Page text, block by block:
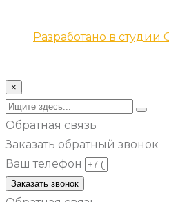
Разработано в
×
Обратная связь
Заказать обратный звонок
Ваш телефон
Заказать звонок